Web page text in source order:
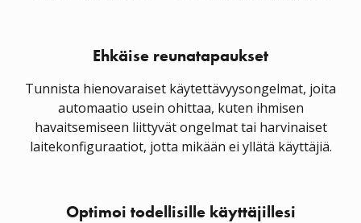
Ehkäise reunatapaukset
Tunnista hienovaraiset käytettävyysongelmat, joita
automaatio usein ohittaa, kuten ihmisen
havaitsemiseen liittyvät ongelmat tai harvinaiset
laitekonfiguraatiot, jotta mikään ei yllätä käyttäjiä.
Optimoi todellisille käyttäjillesi